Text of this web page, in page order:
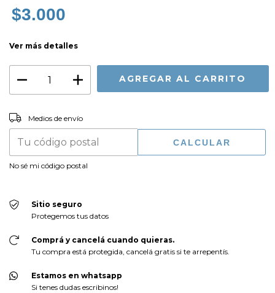
$3.000
Ver más detalles
Entregas para el CP:
Medios de envío
CALCULAR
No sé mi código postal
Sitio seguro
Protegemos tus datos
Comprá y cancelá cuando quieras.
Tu compra está protegida, cancelá gratis si te arrepentís.
Estamos en whatsapp
Si tenes dudas escribinos!